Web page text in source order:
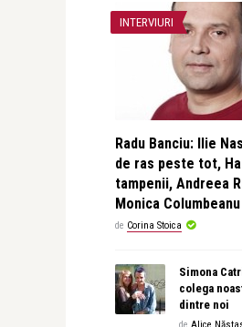
INTERVIURI
Radu Banciu: Ilie
de ras peste tot,
tampenii, Andreea
Monica Columbeanu
de Corina Stoica
Simona
colega
dintre noi